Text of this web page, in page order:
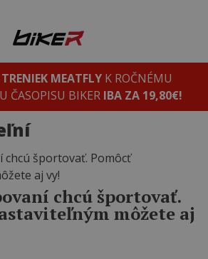
MEATFLYK ROČNÉMU
ČASOPISU BIKER IBA ZA 19,80€!
chcú športovať.
môžete aj